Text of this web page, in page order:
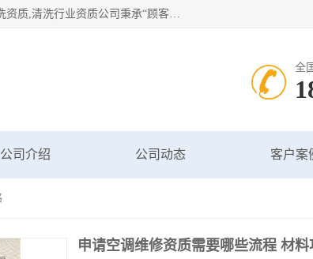
北京茗瀚企业管理咨询有限公司（18513065501.b2b168.com）空调制冷维修资质,油烟管道清洗资质,清洗行业资质公司秉承“顾客至上，锐意进缺的经营理念，我们提供高质量的产品，坚持“客户”的原则为广大客户提供贴心服务。如果你对公司的产品感兴趣，可以联系高经理，我们会用好的产品和服务让您满意。
全
公司介绍 公司动态 客户案
申请空调维修资质需要哪些流程 材料